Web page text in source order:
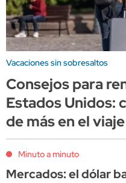
Vacaciones sin sobresaltos
Consejos para
Estados Unidos:
de más en el viaje
Minuto a minuto
Mercados: el dólar